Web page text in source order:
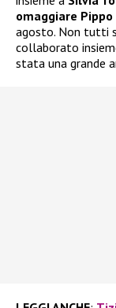
omaggiare Pippo
agosto. Non tutti
collaborato
stata una grande